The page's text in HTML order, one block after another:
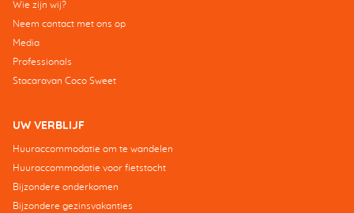
Wie zijn wij?
Neem contact met ons op
Media
Professionals
Stacaravan Coco Sweet
UW VERBLIJF
Huuraccommodatie om te wandelen
Huuraccommodatie voor fietstocht
Bijzondere onderkomen
Bijzondere gezinsvakanties